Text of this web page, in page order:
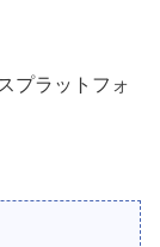
プラットフォ